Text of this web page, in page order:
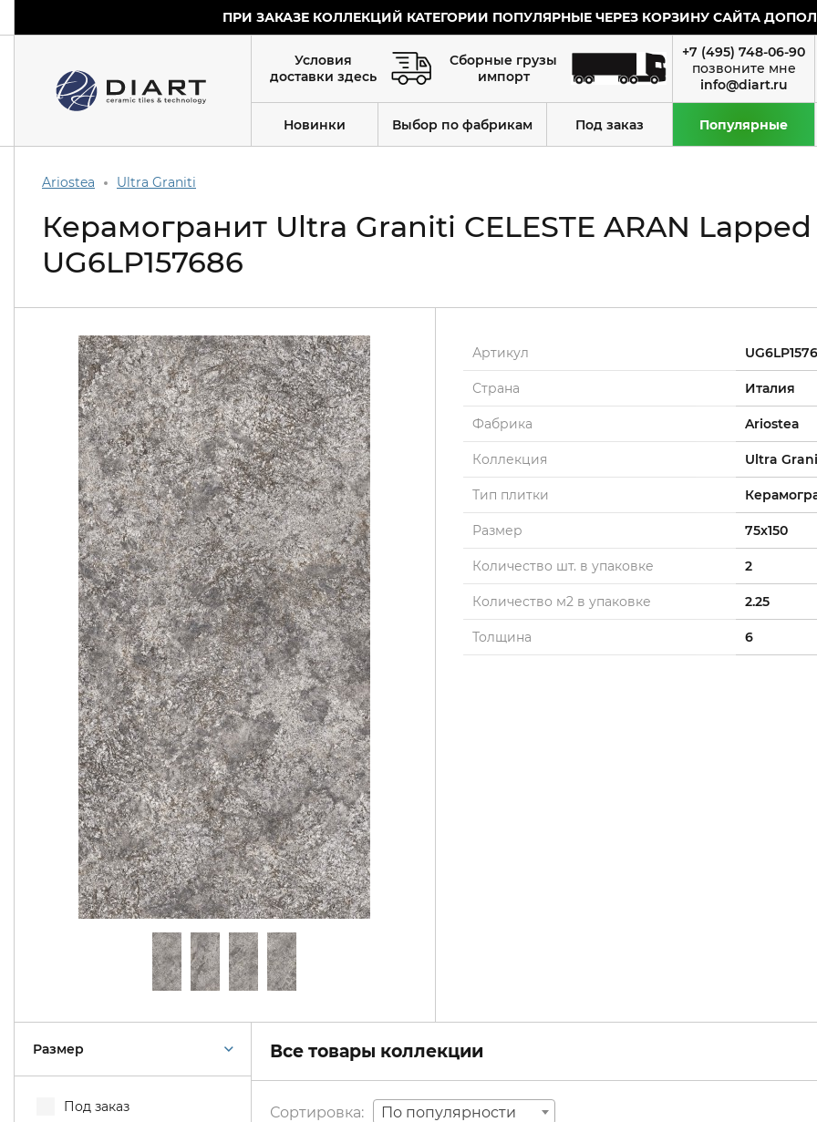
ПРИ ЗАКАЗЕ КОЛЛЕКЦИЙ КАТЕГОРИИ ПОПУЛЯРНЫЕ ЧЕРЕЗ КОРЗИНУ САЙТА
Условия
доставки здесь
Сборные грузы
импорт
+7 (495) 748-06-90
info@diart.ru
Новинки Выбор по фабрикам Под заказ Популярные
Ariostea Ultra Graniti
Керамогранит Ultra Graniti CELESTE ARAN
UG6LP157686
Артикул
Страна Италия
Фабрика Ariostea
Коллекция Ultra
Тип плитки
Размер 75x150
Количество шт. в упаковке 2
Количество м2 в упаковке 2.25
Толщина 6
Размер
Под заказ
Все товары коллекции
По популярности